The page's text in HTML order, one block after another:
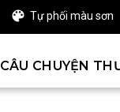
Tự phối màu sơn
CÂU CHUYỆN